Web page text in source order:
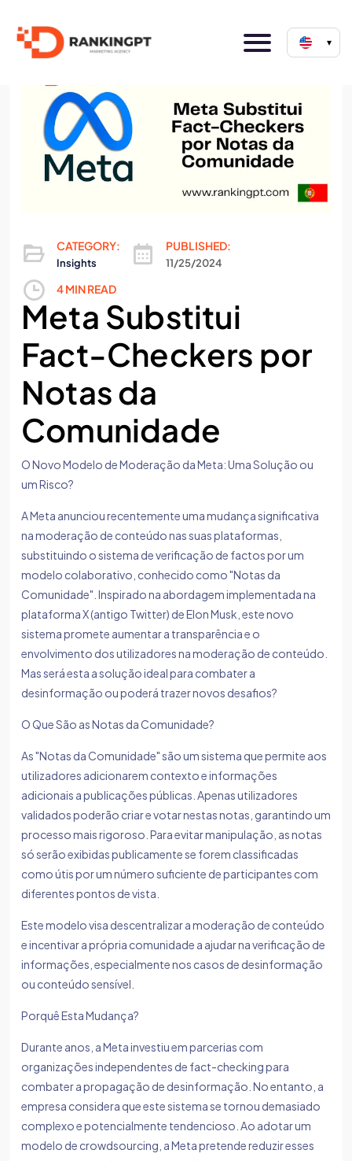
▾
CATEGORY:
Insights
PUBLISHED:
11/25/2024
4 MIN READ
Meta Substitui
Fact-Checkers por
Notas da
Comunidade
O Novo Modelo de Moderação da Meta: Uma Solução ou
um Risco?
A Meta anunciou recentemente uma mudança significativa
na moderação de conteúdo nas suas plataformas,
substituindo o sistema de verificação de factos por um
modelo colaborativo, conhecido como "Notas da
Comunidade". Inspirado na abordagem implementada na
plataforma X (antigo Twitter) de Elon Musk, este novo
sistema promete aumentar a transparência e o
envolvimento dos utilizadores na moderação de conteúdo.
Mas será esta a solução ideal para combater a
desinformação ou poderá trazer novos desafios?
O Que São as Notas da Comunidade?
As "Notas da Comunidade" são um sistema que permite aos
utilizadores adicionarem contexto e informações
adicionais a publicações públicas. Apenas utilizadores
validados poderão criar e votar nestas notas, garantindo um
processo mais rigoroso. Para evitar manipulação, as notas
só serão exibidas publicamente se forem classificadas
como útis por um número suficiente de participantes com
diferentes pontos de vista.
Este modelo visa descentralizar a moderação de conteúdo
e incentivar a própria comunidade a ajudar na verificação de
informações, especialmente nos casos de desinformação
ou conteúdo sensível.
Porquê Esta Mudança?
Durante anos, a Meta investiu em parcerias com
organizações independentes de fact-checking para
combater a propagação de desinformação. No entanto, a
empresa considera que este sistema se tornou demasiado
complexo e potencialmente tendencioso. Ao adotar um
modelo de crowdsourcing, a Meta pretende reduzir esses